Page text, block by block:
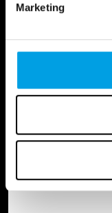
Marketing